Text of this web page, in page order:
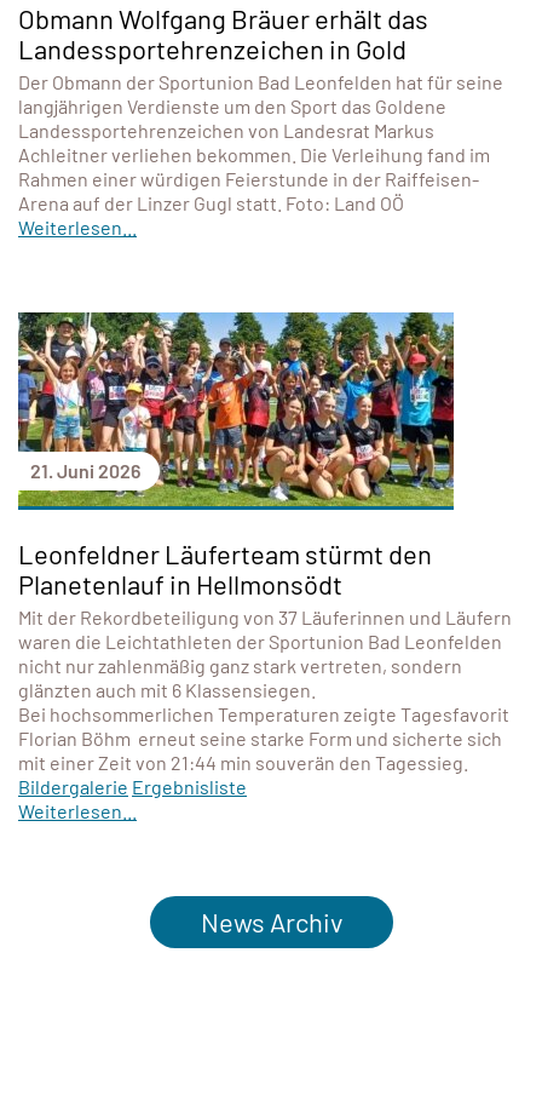
Obmann Wolfgang Bräuer erhält das
Landessportehrenzeichen in Gold
Der Obmann der Sportunion Bad Leonfelden hat für seine
langjährigen Verdienste um den Sport das Goldene
Landessportehrenzeichen von Landesrat Markus
Achleitner verliehen bekommen. Die Verleihung fand im
Rahmen einer würdigen Feierstunde in der Raiffeisen-
Arena auf der Linzer Gugl statt. Foto: Land OÖ
Weiterlesen...
21. Juni 2026
Leonfeldner Läuferteam stürmt den
Planetenlauf in Hellmonsödt
Mit der Rekordbeteiligung von 37 Läuferinnen und Läufern
waren die Leichtathleten der Sportunion Bad Leonfelden
nicht nur zahlenmäßig ganz stark vertreten, sondern
glänzten auch mit 6 Klassensiegen.
Bei hochsommerlichen Temperaturen zeigte Tagesfavorit
Florian Böhm erneut seine starke Form und sicherte sich
mit einer Zeit von 21:44 min souverän den Tagessieg.
Bildergalerie Ergebnisliste
Weiterlesen...
News Archiv